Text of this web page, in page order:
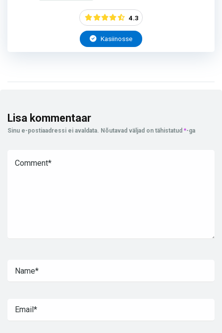
4.3
Kasiinosse
Lisa kommentaar
Sinu e-postiaadressi ei avaldata. Nõutavad väljad on tähistatud *-ga